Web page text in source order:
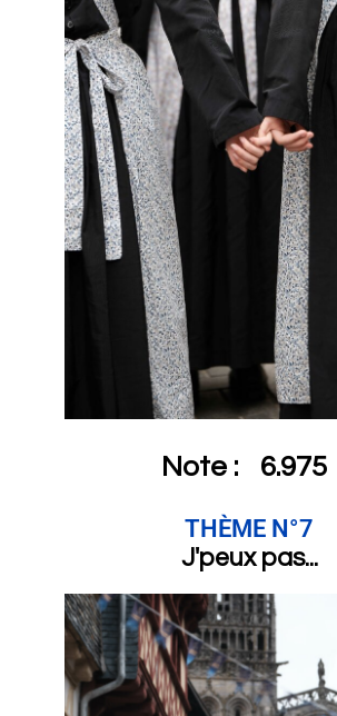
Note : 6.975
THÈME N°7
J'peux pas...